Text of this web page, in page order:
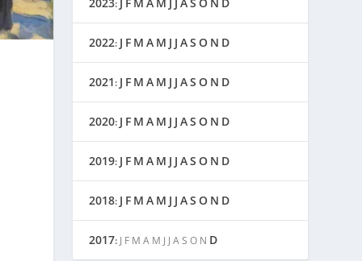
:
2022: J F M A M J J AS O N D
2021: J F M A M J J AS O N D
2020: J F M A M J J AS O N D
2019: J F M A M J J AS O N D
2018: J F M A M J J AS O N D
2017: J F M A M J J AS O N D